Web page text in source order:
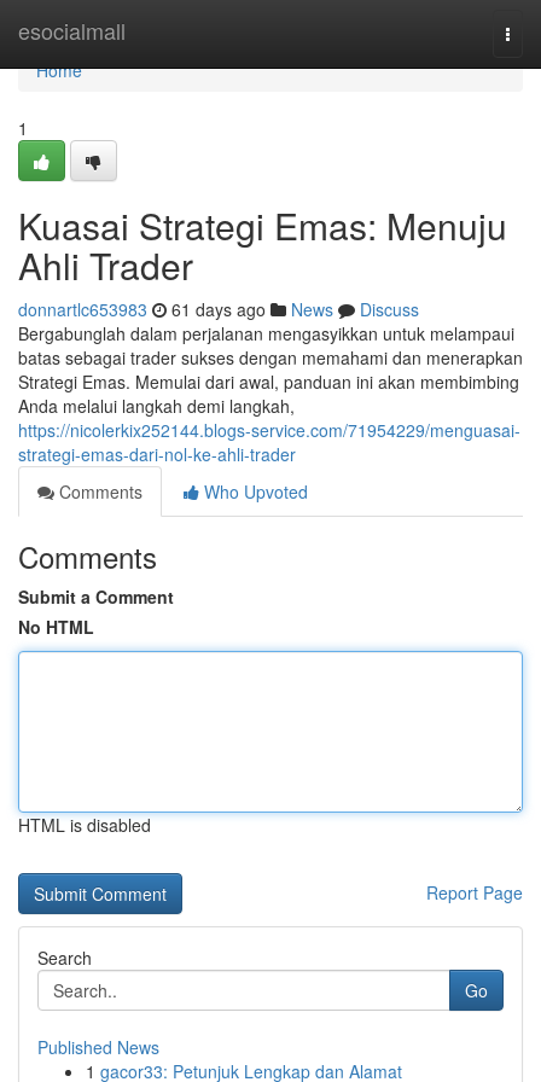
esocialmall
Home
Home
1
Kuasai Strategi Emas: Menuju
Ahli Trader
donnartlc653983 61 days ago News
Discuss
Bergabunglah dalam perjalanan mengasyikkan untuk melampaui
batas sebagai trader sukses dengan memahami dan menerapkan
Strategi Emas. Memulai dari awal, panduan ini akan membimbing
Anda melalui langkah demi langkah,
https://nicolerkix252144.blogs-service.com/71954229/menguasai-
strategi-emas-dari-nol-ke-ahli-trader
Comments
Who Upvoted
Comments
Submit a Comment
No HTML
HTML is disabled
Report Page
Search
Go
Published News
1 gacor33: Petunjuk Lengkap dan Alamat